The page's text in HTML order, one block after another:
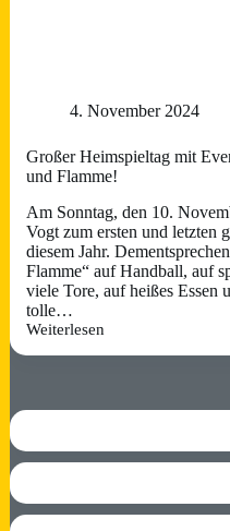
4. November 2024
Großer Heimspieltag mit
und Flamme!
Am Sonntag, den 10.
Vogt zum ersten und letzten
diesem Jahr.
Flamme“ auf Handball, auf
viele Tore, auf heißes Essen
tolle…
Weiterlesen
Großer
Heimspieltag
–
HCL
ist
und